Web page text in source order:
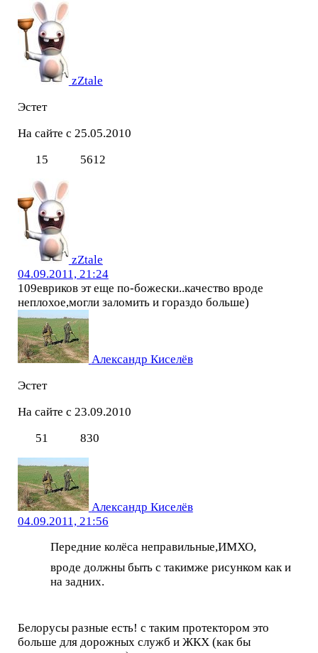
zZtale
Эстет
На сайте с 25.05.2010
15
5612
zZtale
04.09.2011, 21:24
109евриков эт еще по-божески..качество вроде
неплохое,могли заломить и гораздо больше)
Александр Киселёв
Эстет
На сайте с 23.09.2010
51
830
Александр Киселёв
04.09.2011, 21:56
Передние колёса неправильные,ИМХО,
вроде должны быть с такимже рисунком как и
на задних.
Белорусы разные есть! с таким протектором это
больше для дорожных служб и ЖКХ (как бы